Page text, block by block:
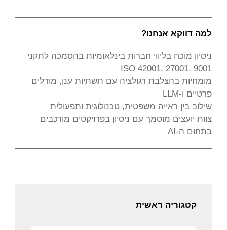
למה דווקא אנחנו?
ניסיון מוכח בליווי חברות בינלאומיות בהסמכה לתקני
ISO 42001, 27001, 9001
מומחיות בהצלבת רגולציה עם תשתיות ענן, מודלים
פרטיים ו-LLM
שילוב בין ראייה משפטית, טכנולוגית ותפעולית
צוות יועצים מוסמך עם ניסיון בפרויקטים מורכבים
בתחום ה-AI
קטגוריה ראשית